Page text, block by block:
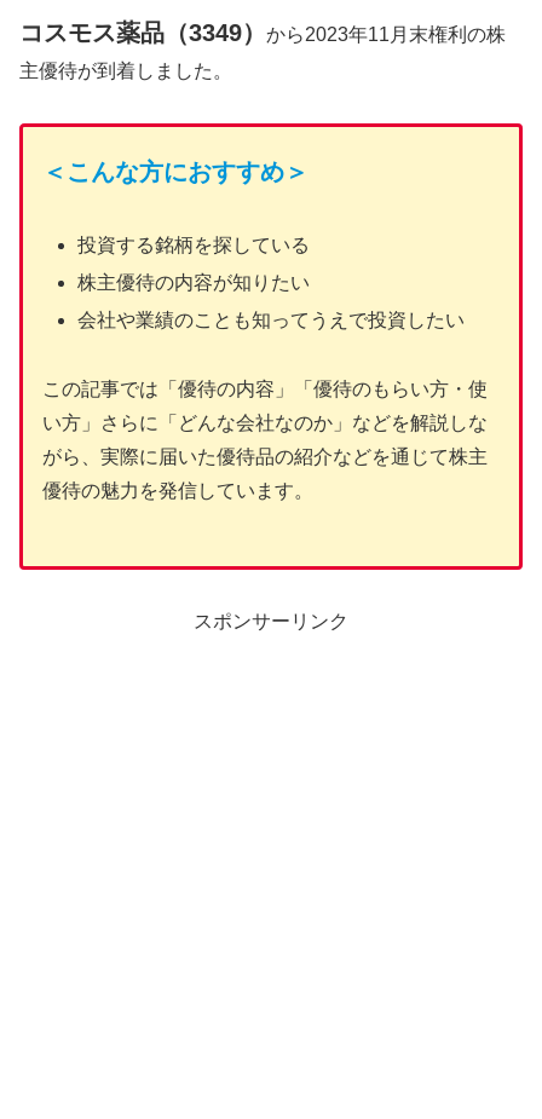
コスモス薬品（3349）
から2023年11月末権利の株
主優待が到着しました。
＜こんな方におすすめ＞
投資する銘柄を探している
株主優待の内容が知りたい
会社や業績のことも知ってうえで投資したい
この記事では「優待の内容」「優待のもらい方・使
い方」さらに「どんな会社なのか」などを解説しな
がら、実際に届いた優待品の紹介などを通じて株主
優待の魅力を発信しています。
スポンサーリンク